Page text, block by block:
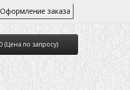
Оформление заказа
(Цена по запросу)